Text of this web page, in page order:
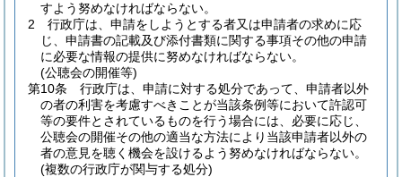
すよう努めなければならない。
2
行政庁は、申請をしようとする者又は申請者の求めに応
じ、申請書の記載及び添付書類に関する事項その他の申請
に必要な情報の提供に努めなければならない。
(公聴会の開催等)
第10条
行政庁は、申請に対する処分であって、申請者以外
の者の利害を考慮すべきことが当該条例等において許認可
等の要件とされているものを行う場合には、必要に応じ、
公聴会の開催その他の適当な方法により当該申請者以外の
者の意見を聴く機会を設けるよう努めなければならない。
(複数の行政庁が関与する処分)